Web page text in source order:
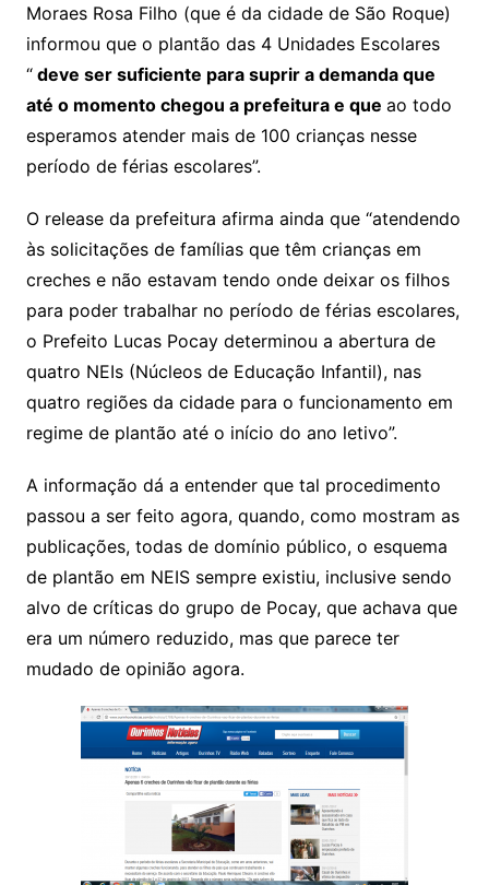
Moraes Rosa Filho (que é da cidade de São Roque)
informou que o plantão das 4 Unidades Escolares
“deve ser suficiente para suprir a demanda que
até o momento chegou a prefeitura e que ao todo
esperamos atender mais de 100 crianças nesse
período de férias escolares”.
O release da prefeitura afirma ainda que “atendendo
às solicitações de famílias que têm crianças em
creches e não estavam tendo onde deixar os filhos
para poder trabalhar no período de férias escolares,
o Prefeito Lucas Pocay determinou a abertura de
quatro NEIs (Núcleos de Educação Infantil), nas
quatro regiões da cidade para o funcionamento em
regime de plantão até o início do ano letivo”.
A informação dá a entender que tal procedimento
passou a ser feito agora, quando, como mostram as
publicações, todas de domínio público, o esquema
de plantão em NEIS sempre existiu, inclusive sendo
alvo de críticas do grupo de Pocay, que achava que
era um número reduzido, mas que parece ter
mudado de opinião agora.